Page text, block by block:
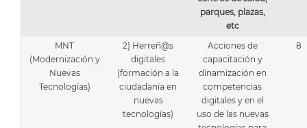
parques, plazas,
etc
MNT
(Modernización y
Nuevas
Tecnologías)
2) Herreñ@s
digitales
(formación a la
ciudadanía en
nuevas
tecnologías)
Acciones de
capacitación y
dinamización en
competencias
digitales y en el
uso de las nuevas
8